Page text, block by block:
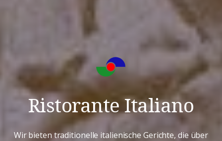
Ristorante Italiano
Wir bieten traditionelle italienische Gerichte, die über